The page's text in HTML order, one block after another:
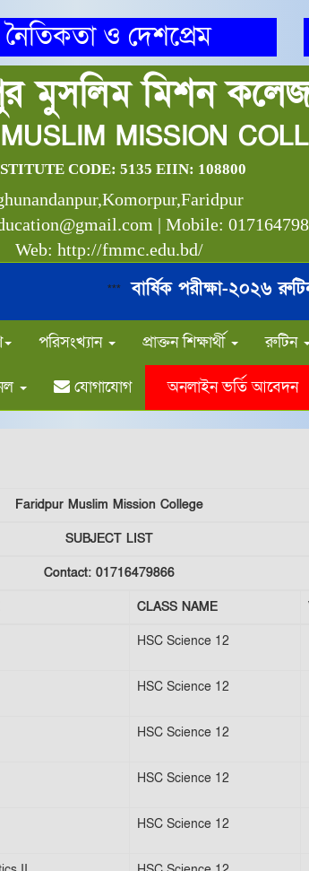
নৈতিকতা ও দেশপ্রেম
মুসলিম মিশন
MISSION
CODE: 5135 EIIN: 108800
| Mobile:
Web: http://fmmc.edu.bd/
বার্ষিক পরীক্ষা-২০২৬ রুটিন
পরিসংখ্যান প্রাক্তন শিক্ষার্থী রুটিন
যোগাযোগ অনলাইন ভর্তি আবেদন
Faridpur Muslim Mission College
SUBJECT LIST
Contact: 01716479866
CLASS NAME
HSC Science 12
HSC Science 12
HSC Science 12
HSC Science 12
HSC Science 12